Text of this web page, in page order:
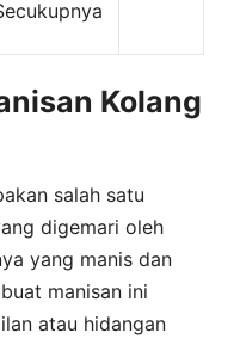
Kolang
salah satu
digemari oleh
yang manis dan
manisan ini
atau hidangan